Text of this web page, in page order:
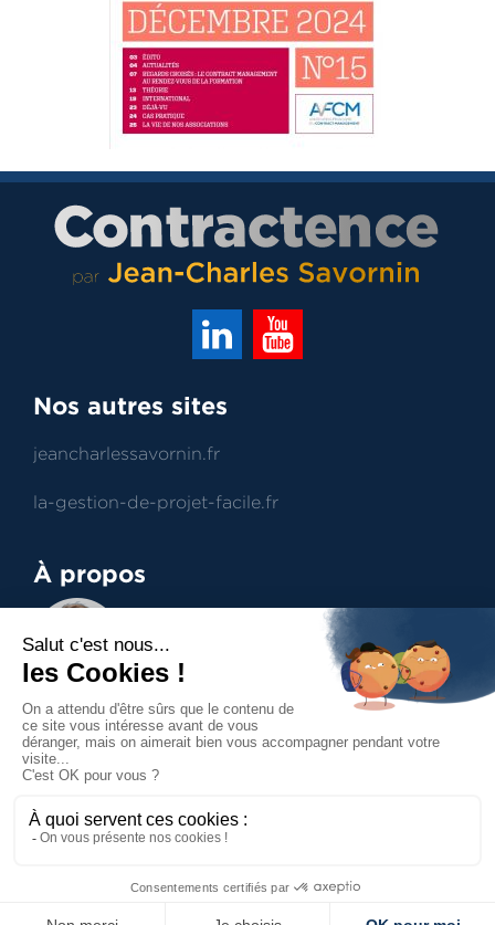
Nos autres sites
jeancharlessavornin.fr
la-gestion-de-projet-facile.fr
À propos
Jean-Charles Savornin
Dirigeant de projectence
Professionnel du management de projet et du
contract management, aide à la prise de
décisions.
Accueil
Mentions légales
Politique de confidentialité
Politique des cookies
Contact